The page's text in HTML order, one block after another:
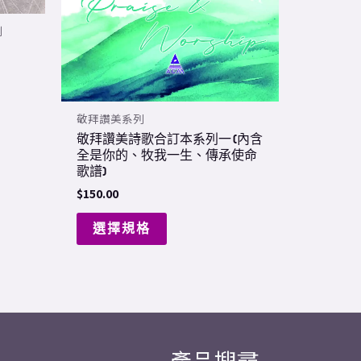
敬拜讚美系列
敬拜讚美詩歌合訂本系列一 (內含
全是你的、牧我一生、傳承使命
歌譜)
$150.00
選擇規格
chosen
on
the
product